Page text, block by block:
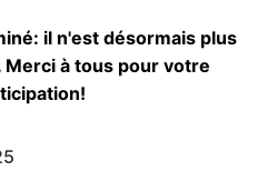
il n'est désormais plus
Merci à tous pour votre